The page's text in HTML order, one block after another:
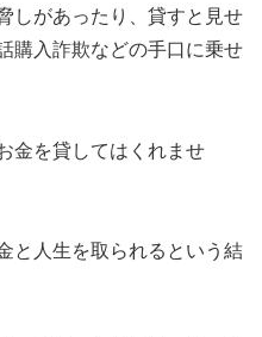
しがあったり、貸すと見せ
購入詐欺などの手口に乗せ
金を貸してはくれませ
と人生を取られるという結